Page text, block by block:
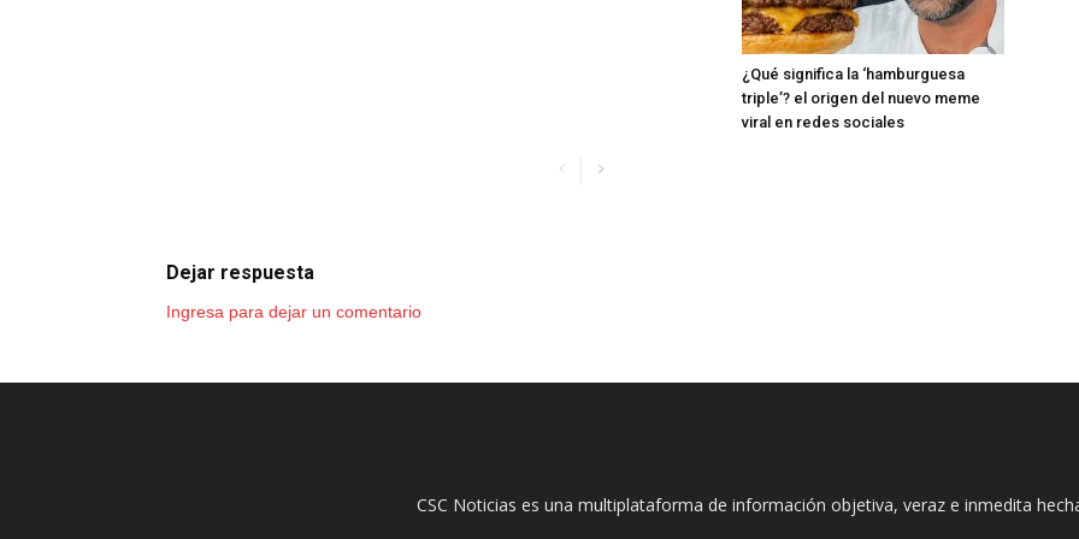
¿Qué significa la ‘hamburguesa
triple’? el origen del nuevo meme
viral en redes sociales
Dejar respuesta
Ingresa para dejar un comentario
CSC Noticias es una multiplataforma de información objetiva, veraz e inmedita